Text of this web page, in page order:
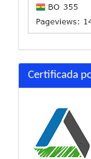
Certificada